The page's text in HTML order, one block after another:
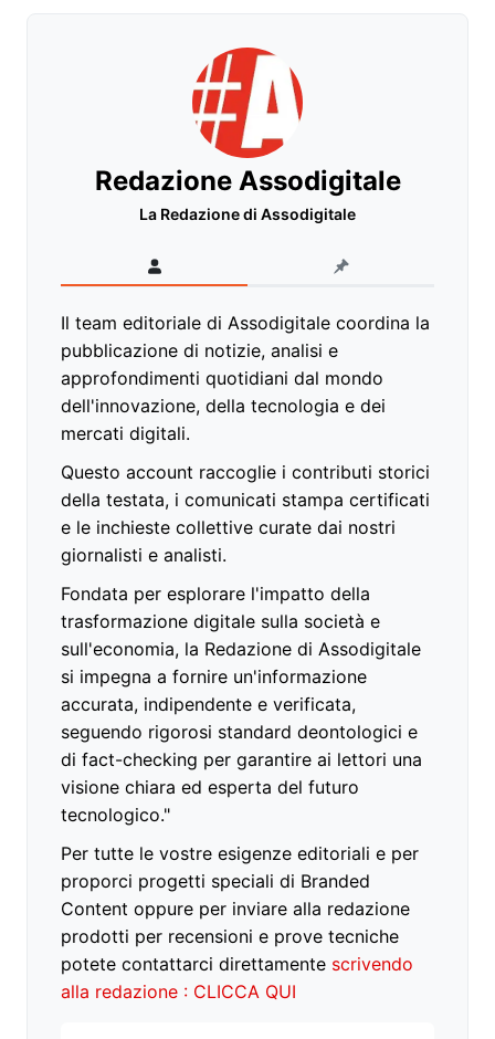
Redazione Assodigitale
La Redazione di Assodigitale
Il team editoriale di Assodigitale coordina la
pubblicazione di notizie, analisi e
approfondimenti quotidiani dal mondo
dell'innovazione, della tecnologia e dei
mercati digitali.
Questo account raccoglie i contributi storici
della testata, i comunicati stampa certificati
e le inchieste collettive curate dai nostri
giornalisti e analisti.
Fondata per esplorare l'impatto della
trasformazione digitale sulla società e
sull'economia, la Redazione di Assodigitale
si impegna a fornire un'informazione
accurata, indipendente e verificata,
seguendo rigorosi standard deontologici e
di fact-checking per garantire ai lettori una
visione chiara ed esperta del futuro
tecnologico."
Per tutte le vostre esigenze editoriali e per
proporci progetti speciali di Branded
Content oppure per inviare alla redazione
prodotti per recensioni e prove tecniche
potete contattarci direttamente scrivendo
alla redazione : CLICCA QUI